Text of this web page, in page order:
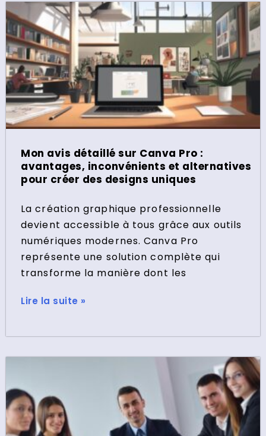
Mon avis détaillé sur Canva Pro :
avantages, inconvénients et alternatives
pour créer des designs uniques
La création graphique professionnelle
devient accessible à tous grâce aux outils
numériques modernes. Canva Pro
représente une solution complète qui
transforme la manière dont les
Lire la suite »